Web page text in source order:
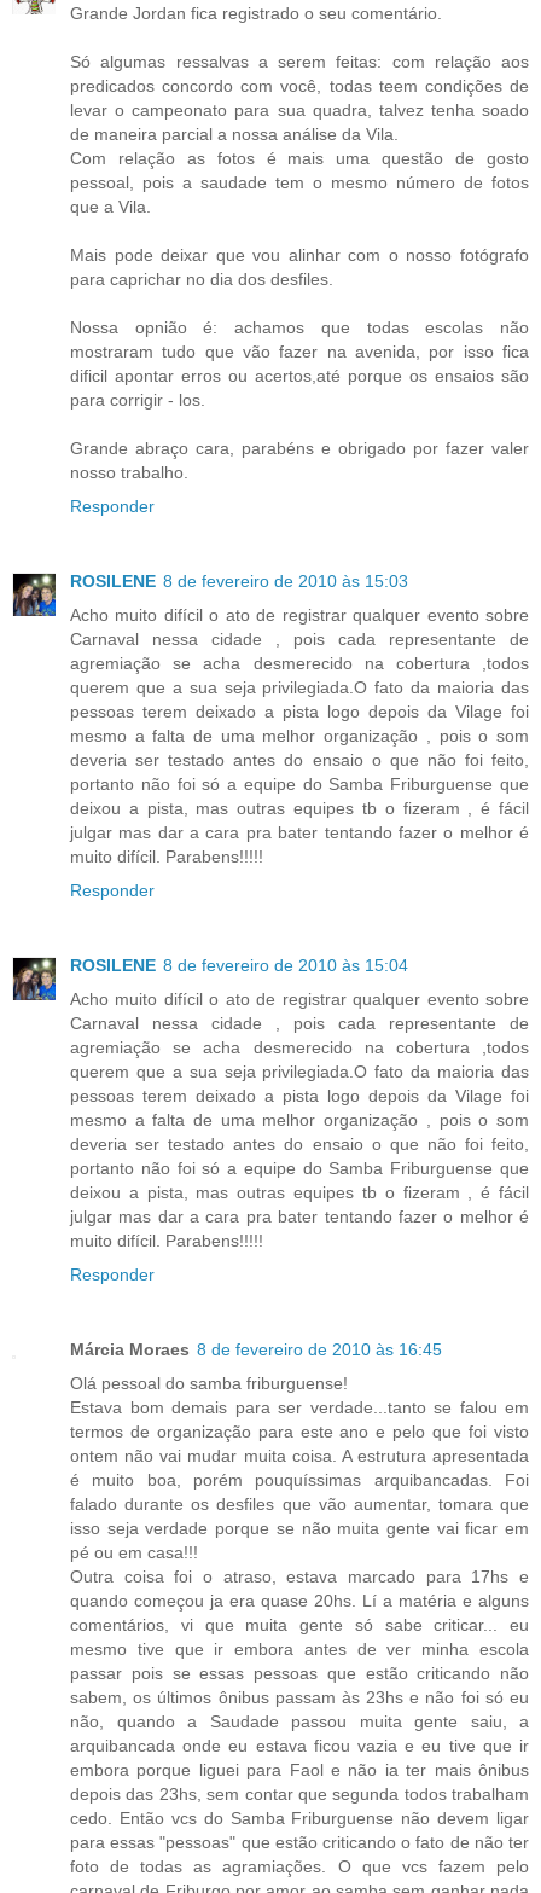
Grande Jordan fica registrado o seu comentário.
Só algumas ressalvas a serem feitas: com relação aos
predicados concordo com você, todas teem condições de
levar o campeonato para sua quadra, talvez tenha soado
de maneira parcial a nossa análise da Vila.
Com relação as fotos é mais uma questão de gosto
pessoal, pois a saudade tem o mesmo número de fotos
que a Vila.
Mais pode deixar que vou alinhar com o nosso fotógrafo
para caprichar no dia dos desfiles.
Nossa opnião é: achamos que todas escolas não
mostraram tudo que vão fazer na avenida, por isso fica
dificil apontar erros ou acertos,até porque os ensaios são
para corrigir - los.
Grande abraço cara, parabéns e obrigado por fazer valer
nosso trabalho.
Responder
ROSILENE 8 de fevereiro de 2010 às 15:03
Acho muito difícil o ato de registrar qualquer evento sobre
Carnaval nessa cidade , pois cada representante de
agremiação se acha desmerecido na cobertura ,todos
querem que a sua seja privilegiada.O fato da maioria das
pessoas terem deixado a pista logo depois da Vilage foi
mesmo a falta de uma melhor organização , pois o som
deveria ser testado antes do ensaio o que não foi feito,
portanto não foi só a equipe do Samba Friburguense que
deixou a pista, mas outras equipes tb o fizeram , é fácil
julgar mas dar a cara pra bater tentando fazer o melhor é
muito difícil. Parabens!!!!!
Responder
ROSILENE 8 de fevereiro de 2010 às 15:04
Acho muito difícil o ato de registrar qualquer evento sobre
Carnaval nessa cidade , pois cada representante de
agremiação se acha desmerecido na cobertura ,todos
querem que a sua seja privilegiada.O fato da maioria das
pessoas terem deixado a pista logo depois da Vilage foi
mesmo a falta de uma melhor organização , pois o som
deveria ser testado antes do ensaio o que não foi feito,
portanto não foi só a equipe do Samba Friburguense que
deixou a pista, mas outras equipes tb o fizeram , é fácil
julgar mas dar a cara pra bater tentando fazer o melhor é
muito difícil. Parabens!!!!!
Responder
Márcia Moraes 8 de fevereiro de 2010 às 16:45
Olá pessoal do samba friburguense!
Estava bom demais para ser verdade...tanto se falou em
termos de organização para este ano e pelo que foi visto
ontem não vai mudar muita coisa. A estrutura apresentada
é muito boa, porém pouquíssimas arquibancadas. Foi
falado durante os desfiles que vão aumentar, tomara que
isso seja verdade porque se não muita gente vai ficar em
pé ou em casa!!!
Outra coisa foi o atraso, estava marcado para 17hs e
quando começou ja era quase 20hs. Lí a matéria e alguns
comentários, vi que muita gente só sabe criticar... eu
mesmo tive que ir embora antes de ver minha escola
passar pois se essas pessoas que estão criticando não
sabem, os últimos ônibus passam às 23hs e não foi só eu
não, quando a Saudade passou muita gente saiu, a
arquibancada onde eu estava ficou vazia e eu tive que ir
embora porque liguei para Faol e não ia ter mais ônibus
depois das 23hs, sem contar que segunda todos trabalham
cedo. Então vcs do Samba Friburguense não devem ligar
para essas "pessoas" que estão criticando o fato de não ter
foto de todas as agramiações. O que vcs fazem pelo